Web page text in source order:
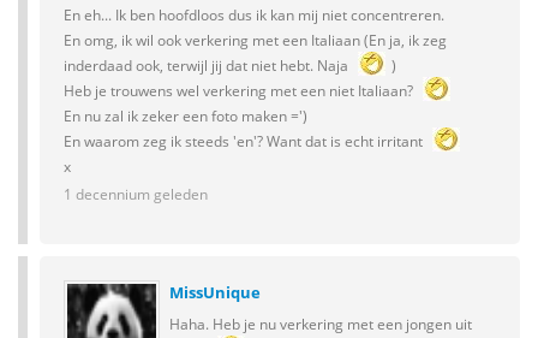
En eh... Ik ben hoofdloos dus ik kan mij niet concentreren.
En omg, ik wil ook verkering met een Italiaan (En ja, ik zeg
inderdaad ook, terwijl jij dat niet hebt. Naja
)
Heb je trouwens wel verkering met een niet Italiaan?
En nu zal ik zeker een foto maken =')
En waarom zeg ik steeds 'en'? Want dat is echt irritant
x
1 decennium geleden
MissUnique
Haha. Heb je nu verkering met een jongen uit